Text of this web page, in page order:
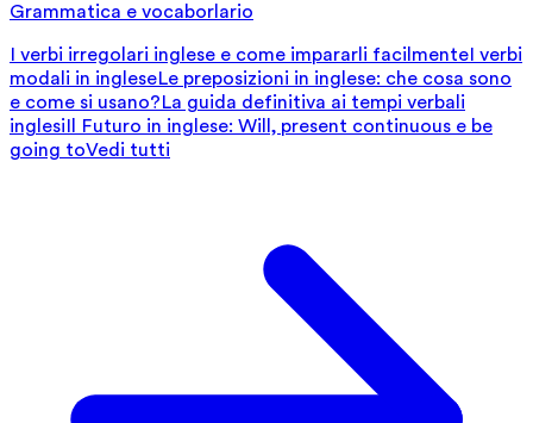
Grammatica e vocaborlario
I verbi irregolari inglese e come impararli facilmenteI verbi
modali in ingleseLe preposizioni in inglese: che cosa sono
e come si usano?La guida definitiva ai tempi verbali
inglesiIl Futuro in inglese: Will, present continuous e be
going toVedi tutti